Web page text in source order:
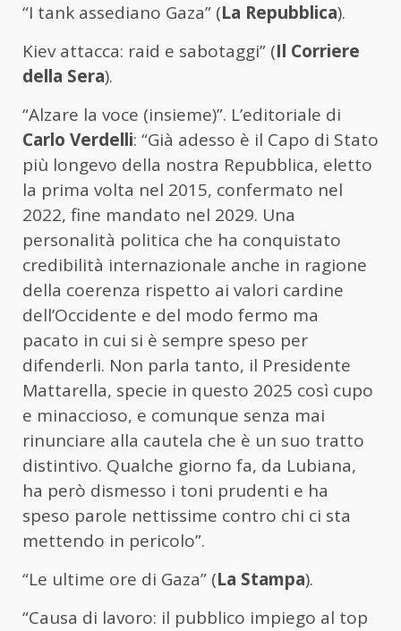
“I tank assediano Gaza” (La Repubblica).
Kiev attacca: raid e sabotaggi” (Il Corriere
della Sera).
“Alzare la voce (insieme)”. L’editoriale di
Carlo Verdelli: “Già adesso è il Capo di Stato
più longevo della nostra Repubblica, eletto
la prima volta nel 2015, confermato nel
2022, fine mandato nel 2029. Una
personalità politica che ha conquistato
credibilità internazionale anche in ragione
della coerenza rispetto ai valori cardine
dell’Occidente e del modo fermo ma
pacato in cui si è sempre speso per
difenderli. Non parla tanto, il Presidente
Mattarella, specie in questo 2025 così cupo
e minaccioso, e comunque senza mai
rinunciare alla cautela che è un suo tratto
distintivo. Qualche giorno fa, da Lubiana,
ha però dismesso i toni prudenti e ha
speso parole nettissime contro chi ci sta
mettendo in pericolo”.
“Le ultime ore di Gaza” (La Stampa).
“Causa di lavoro: il pubblico impiego al top